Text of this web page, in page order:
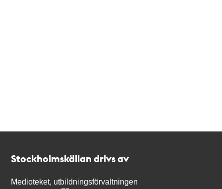
Stockholmskällan drivs av
Medioteket, utbildningsförvaltningen